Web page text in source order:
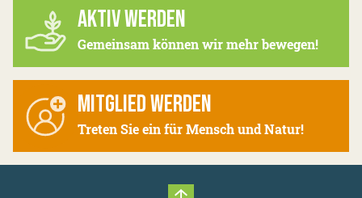
AKTIV WERDEN
Gemeinsam können wir mehr bewegen!
MITGLIED WERDEN
Treten Sie ein für Mensch und Natur!